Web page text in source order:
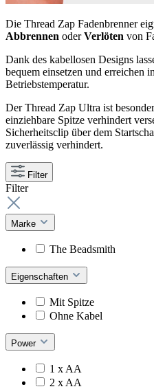
Die Thread Zap Fadenbrenner
Abbrennen oderVerlöten von
Dank des kabellosen Designs
bequem einsetzen und erreichen
Betriebstemperatur.
Der Thread Zap Ultra ist
einziehbare Spitze verhindert
Sicherheitsclip über dem
zuverlässig verhindert.
Filter
Filter
Marke
The Beadsmith
Eigenschaften
Mit Spitze
Ohne Kabel
Power
1 x AA
2 x AA